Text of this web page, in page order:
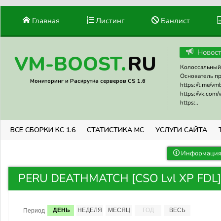
Главная Листинг Банлист
VM-BOOST.RU
Мониторинг и Раскрутка серверов CS 1.6
Основатель
https://t.me/
https://vk.com/
https:..
ВСЕ СБОРКИ КС 1.6 СТАТИСТИКА МС УСЛУГИ САЙТА
PERU DEATHMATCH [CSO Lvl XP
Период ДЕНЬ НЕДЕЛЯ МЕСЯЦ ГОД ВЕСЬ